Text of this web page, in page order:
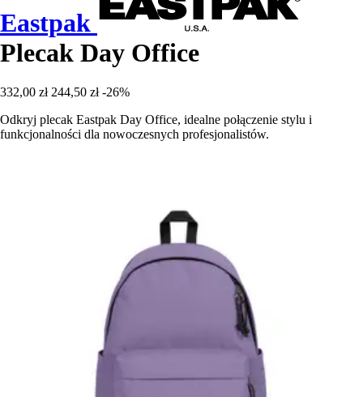
Eastpak
Plecak Day Office
332,00 zł 244,50 zł -26%
Odkryj plecak Eastpak Day Office, idealne połączenie stylu i
funkcjonalności dla nowoczesnych profesjonalistów.